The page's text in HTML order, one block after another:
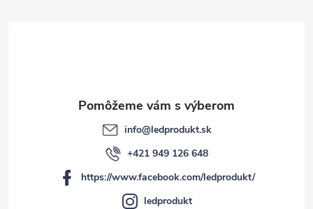
info@ledprodukt.sk
+421 949 126 648
https://www.facebook.com/ledprodukt/
ledprodukt